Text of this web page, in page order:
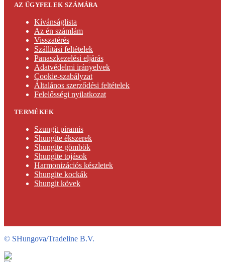
AZ ÜGYFELEK SZÁMÁRA
Kívánságlista
Az én számlám
Visszatérés
Szállítási feltételek
Panaszkezelési eljárás
Adatvédelmi irányelvek
Cookie-szabályzat
Általános szerződési feltételek
Felelősségi nyilatkozat
TERMÉKEK
Szungit piramis
Shungite ékszerek
Shungite gömbök
Shungite tojások
Harmonizációs készletek
Shungite kockák
Shungit kövek
© SHungova/Tradeline B.V.